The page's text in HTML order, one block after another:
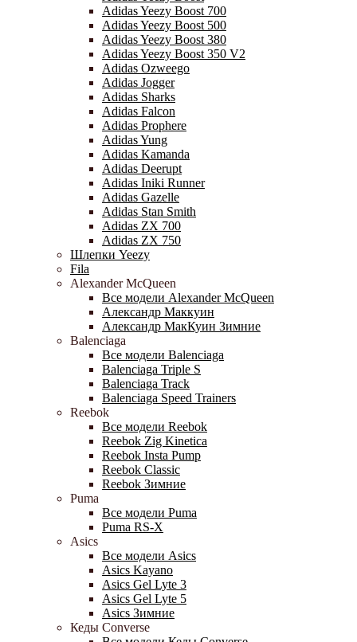
Adidas Yeezy Boost 700
Adidas Yeezy Boost 500
Adidas Yeezy Boost 380
Adidas Yeezy Boost 350 V2
Adidas Ozweego
Adidas Jogger
Adidas Sharks
Adidas Falcon
Adidas Prophere
Adidas Yung
Adidas Kamanda
Adidas Deerupt
Adidas Iniki Runner
Adidas Gazelle
Adidas Stan Smith
Adidas ZX 700
Adidas ZX 750
Шлепки Yeezy
Fila
Alexander McQueen
Все модели Alexander McQueen
Александр Маккуин
Александр МакКуин Зимние
Balenciaga
Все модели Balenciaga
Balenciaga Triple S
Balenciaga Track
Balenciaga Speed Trainers
Reebok
Все модели Reebok
Reebok Zig Kinetica
Reebok Insta Pump
Reebok Classic
Reebok Зимние
Puma
Все модели Puma
Puma RS-X
Asics
Все модели Asics
Asics Kayano
Asics Gel Lyte 3
Asics Gel Lyte 5
Asics Зимние
Кеды Converse